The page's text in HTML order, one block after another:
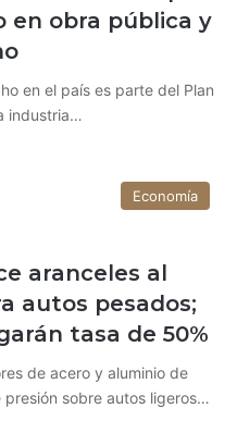
en obra pública y
en el país es parte del Plan
industria…
Economía
aranceles al
autos pesados;
tasa de 50%
de acero y aluminio de
sobre autos ligeros…